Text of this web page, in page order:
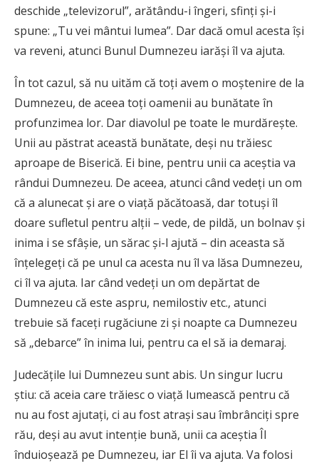
deschide „televizorul”, arătându-i îngeri, sfinţi şi-i
spune: „Tu vei mântui lumea”. Dar dacă omul acesta îşi
va reveni, atunci Bunul Dumnezeu iarăşi îl va ajuta.
În tot cazul, să nu uităm că toţi avem o moşteni­re de la
Dumnezeu, de aceea toți oamenii au bunătate în
profunzimea lor. Dar diavolul pe toate le mur­dăreşte.
Unii au păstrat această bunătate, deşi nu trăiesc
aproape de Biserică. Ei bine, pentru unii ca aceştia va
rândui Dumnezeu. De aceea, atunci când vedeţi un om
că a alunecat şi are o viaţă păcătoasă, dar totuşi îl
doare sufletul pentru alţii – vede, de pil­dă, un bolnav şi
inima i se sfâşie, un sărac şi-l ajută – din aceasta să
înţelegeţi că pe unul ca acesta nu îl va lăsa Dumnezeu,
ci îl va ajuta. Iar când vedeţi un om depărtat de
Dumnezeu că este aspru, nemilostiv etc., atunci
trebuie să faceţi rugăciune zi şi noapte ca Dumnezeu
să „debarce” în inima lui, pentru ca el să ia demaraj.
Judecăţile lui Dumnezeu sunt abis. Un singur lucru
ştiu: că aceia care trăiesc o viaţă lumească pentru că
nu au fost ajutaţi, ci au fost atraşi sau îmbrân­ciţi spre
rău, deşi au avut intenţie bună, unii ca aceş­tia Îl
înduioşează pe Dumnezeu, iar El îi va ajuta. Va folosi